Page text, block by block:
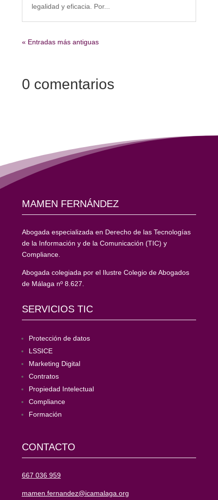
legalidad y eficacia. Por...
« Entradas más antiguas
0 comentarios
MAMEN FERNÁNDEZ
Abogada especializada en Derecho de las Tecnologías
de la Información y de la Comunicación (TIC) y
Compliance.
Abogada colegiada por el Ilustre Colegio de Abogados
de Málaga nº 8.627.
SERVICIOS TIC
Protección de datos
LSSICE
Marketing Digital
Contratos
Propiedad Intelectual
Compliance
Formación
CONTACTO
667 036 959
mamen.fernandez@icamalaga.org